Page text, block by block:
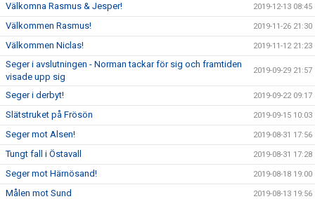
Välkomna Rasmus & Jesper! 2019-12-13 08:45
Välkommen Rasmus! 2019-11-26 21:30
Välkommen Niclas! 2019-11-12 21:23
Seger i avslutningen - Norman tackar för sig och framtiden
visade upp sig
2019-09-29 21:57
Seger i derbyt! 2019-09-22 09:17
Slätstruket på Frösön 2019-09-15 10:03
Seger mot Alsen! 2019-08-31 17:56
Tungt fall i Östavall 2019-08-31 17:28
Seger mot Härnösand! 2019-08-18 19:00
Målen mot Sund 2019-08-13 19:56